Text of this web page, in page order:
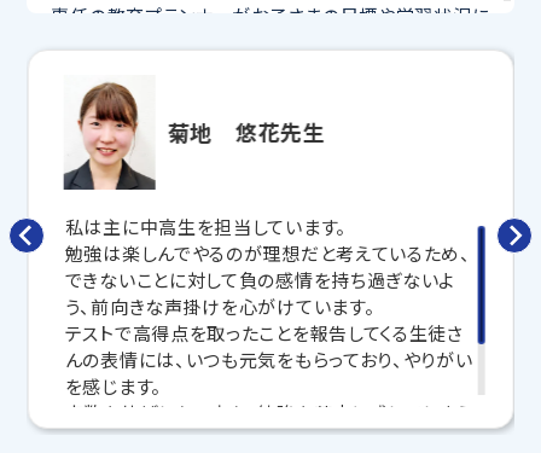
専任の教育プランナーがお子さまの目標や学習状況に
寧に教えてくれるから、効率良く成績アップを目指せま
す！
さらに、授業日以外も利用できる「自習スペース」
要科目の対策ができる
します。
トライで一緒に、今までで一番成長できる夏にしよ
う！
マンツーマンの無料体験授業、学習相談、教室見学は
いつでも受付中です。
こちら
菊地 悠花先生
私は主に中高生を担当しています。
勉強は楽しんでやるのが理想だと考えているため、
できないことに対して負の感情を持ち過ぎないよ
う、前向きな声掛けを心がけています。
テストで高得点を取ったことを報告してくる生徒さ
んの表情には、いつも元気をもらっており、やりがい
を感じます。
点数を伸ばしたい方も、勉強を苦痛に感じてしまう
方も、一緒に頑張りましょう！